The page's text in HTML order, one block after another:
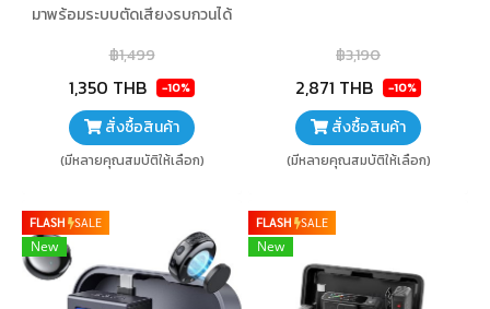
มาพร้อมระบบตัดเสียงรบกวนได้
สูงสุด 100 เมตร ใช้งานง่าย
เเสียบแล้วจับคู่อัตโนมัติ ตัวไมค์
แบตเตอรี่ ใช้งานได้ 6 ชั่วโมง หรือ
30 ชั่วโมง ถ้าใช้ร่วมกับเคสชาร์จ
฿1,499
1,350 THB -10%
สั่งซื้อสินค้า
(มีหลายคุณสมบัติให้เลือก)
฿3,190
2,871 THB -10%
สั่งซื้อสินค้า
(มีหลายคุณสมบัติให้เลือก)
FLASH SALE
New
FLASH SALE
New